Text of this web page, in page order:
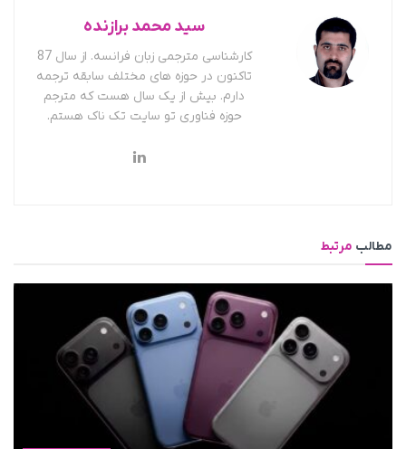
سید محمد برازنده
کارشناسی مترجمی زبان فرانسه. از سال 87
تاکنون در حوزه های مختلف سابقه ترجمه
دارم. بیش از یک سال هست که مترجم
حوزه فناوری تو سایت تک ناک هستم.
مطالب مرتبط